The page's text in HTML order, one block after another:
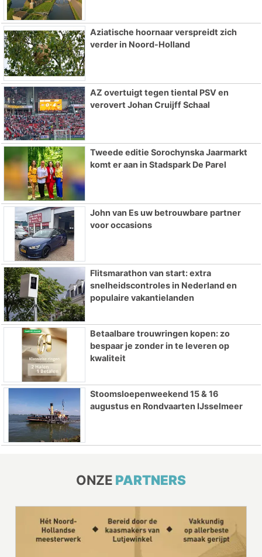
Aziatische hoornaar verspreidt zich
verder in Noord-Holland
AZ overtuigt tegen tiental PSV en
verovert Johan Cruijff Schaal
Tweede editie Sorochynska Jaarmarkt
komt er aan in Stadspark De Parel
John van Es uw betrouwbare partner
voor occasions
Flitsmarathon van start: extra
snelheidscontroles in Nederland en
populaire vakantielanden
Betaalbare trouwringen kopen: zo
bespaar je zonder in te leveren op
kwaliteit
Stoomsloepenweekend 15 & 16
augustus en Rondvaarten IJsselmeer
ONZE PARTNERS